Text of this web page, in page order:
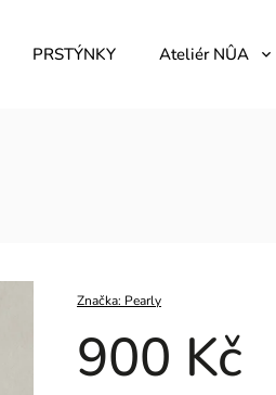
PRSTÝNKY Ateliér NÛA
Značka: Pearly
900 Kč